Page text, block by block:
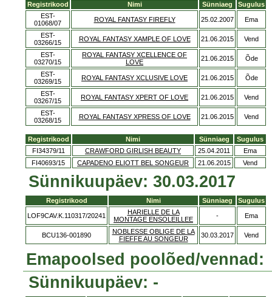
Registrikood Nimi Sünniaeg
Sugulus
EST-
01068/07
ROYAL FANTASY FIREFLY 25.02.2007 Ema
EST-
03266/15
ROYAL FANTASY XAMPLE OF LOVE 21.06.2015 Vend
EST-
03270/15
ROYAL FANTASY XCELLENCE OF
LOVE
21.06.2015 Õde
EST-
03269/15
ROYAL FANTASY XCLUSIVE LOVE 21.06.2015 Õde
EST-
03267/15
ROYAL FANTASY XPERT OF LOVE 21.06.2015 Vend
EST-
03268/15
ROYAL FANTASY XPRESS OF LOVE 21.06.2015 Vend
Registrikood Nimi Sünniaeg
Sugulus
FI34379/11
CRAWFORD GIRLISH BEAUTY 25.04.2011
Ema
FI40693/15
CAPADENO ELIOTT BEL SONGEUR 21.06.2015 Vend
Sünnikuupäev: 30.03.2017
Registrikood Nimi Sünniaeg Sugulus
LOF9CAV.K.110317/20241
HARIELLE DE LA
MONTAGE ENSOLEILLEE
- Ema
BCU136-001890
NOBLESSE OBLIGE DE LA
FIEFFE AU SONGEUR
30.03.2017 Vend
Emapoolsed poolõed/vennad:
Sünnikuupäev: -